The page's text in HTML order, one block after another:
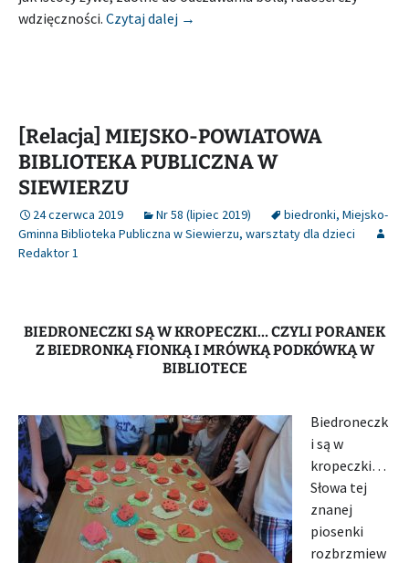
wdzięczności. Czytaj dalej [Relacja] MIEJSKO-GMINNA
→
[Relacja] MIEJSKO-POWIATOWA
BIBLIOTEKA PUBLICZNA W
SIEWIERZU
24 czerwca 2019 Nr 58 (lipiec 2019) biedronki, Miejsko-
Gminna Biblioteka Publiczna w Siewierzu, warsztaty dla dzieci
Redaktor 1
BIEDRONECZKI SĄ W KROPECZKI… CZYLI PORANEK
Z BIEDRONKĄ FIONKĄ I MRÓWKĄ PODKÓWKĄ W
BIBLIOTECE
Biedroneczk
i są w
kropeczki…
Słowa tej
znanej
piosenki
rozbrzmiew